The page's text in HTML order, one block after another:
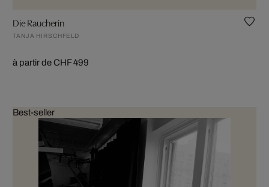
Die Raucherin
TANJA HIRSCHFELD
à partir de CHF 499
Best-seller